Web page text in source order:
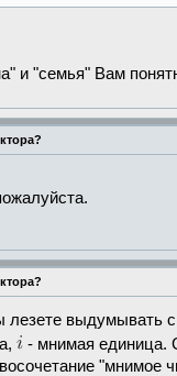
и "семья" Вам
лезете выдумывать
- мнимая единица.
"мнимое